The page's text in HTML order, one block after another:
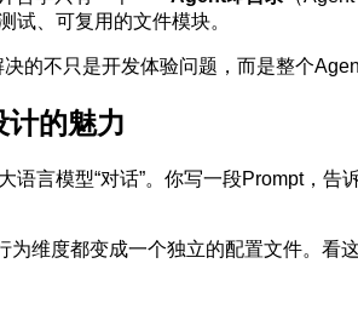
试、可复用的文件模块。
的不只是开发体验问题，而是整个
的魅力
语言模型“对话”。你写一段Prompt，
维度都变成一个独立的配置文件。看